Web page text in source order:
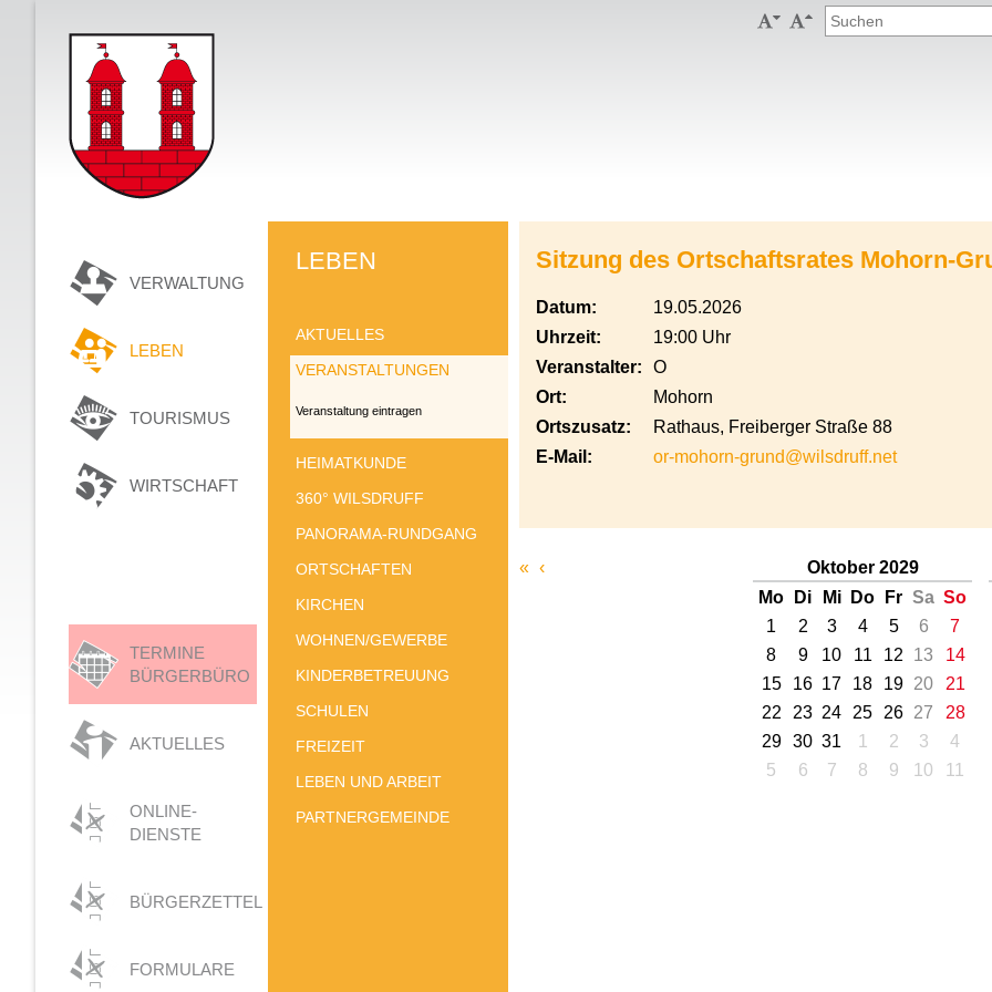
 
VERWALTUNG
LEBEN
TOURISMUS
WIRTSCHAFT
TERMINE
BÜRGERBÜRO
AKTUELLES
ONLINE-
DIENSTE
BÜRGERZETTEL
FORMULARE
LEBEN
AKTUELLES
VERANSTALTUNGEN
Veranstaltung eintragen
HEIMATKUNDE
360° WILSDRUFF
PANORAMA-RUNDGANG
ORTSCHAFTEN
KIRCHEN
WOHNEN/GEWERBE
KINDERBETREUUNG
SCHULEN
FREIZEIT
LEBEN UND ARBEIT
PARTNERGEMEINDE
Sitzung des Ortschaftsrates Mohorn-
Datum:
19.05.2026
Uhrzeit:
19:00 Uhr
Veranstalter:
O
Ort:
Mohorn
Ortszusatz:
Rathaus, Freiberger Straße 88
E-Mail:
or-mohorn-grund@wilsdruff.net
« ‹
Oktober 2029
Mo
Di Mi Do Fr Sa So
1
2 3 4 5 6
7
8
9 10 11 12 13
14
15
16 17 18 19 20
21
22
23 24 25 26 27
28
29
30 31 1 2 3
4
5
6 7 8 9 10 11